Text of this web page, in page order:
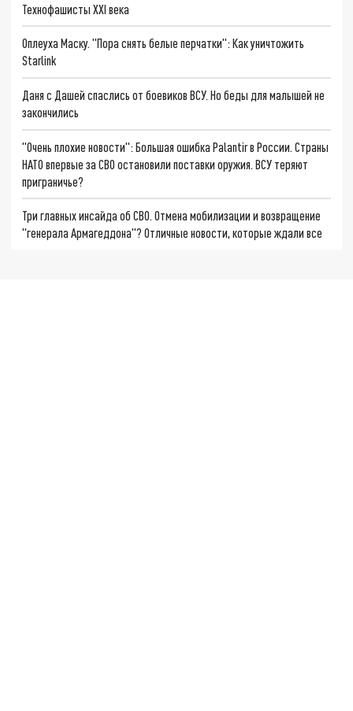
Технофашисты XXI века
Оплеуха Маску. "Пора снять белые перчатки": Как уничтожить
Starlink
Даня с Дашей спаслись от боевиков ВСУ. Но беды для малышей не
закончились
"Очень плохие новости": Большая ошибка Palantir в России. Страны
НАТО впервые за СВО остановили поставки оружия. ВСУ теряют
приграничье?
Три главных инсайда об СВО. Отмена мобилизации и возвращение
"генерала Армагеддона"? Отличные новости, которые ждали все